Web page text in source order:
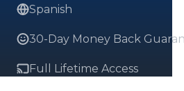
Spanish
30-Day Money Back
Full Lifetime Access